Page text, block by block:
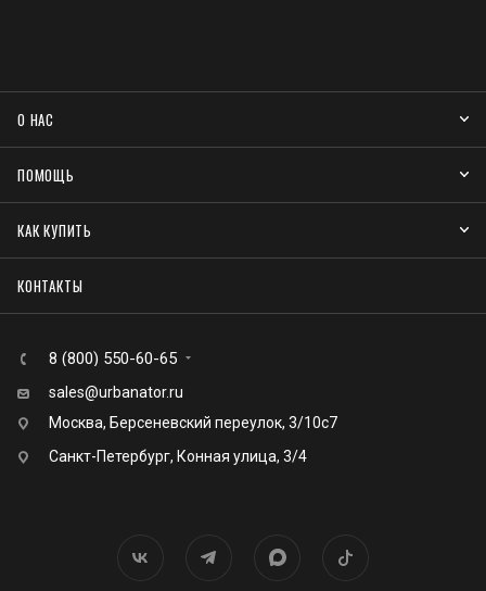
О НАС
ПОМОЩЬ
КАК КУПИТЬ
КОНТАКТЫ
8 (800) 550-60-65
sales@urbanator.ru
Москва, Берсеневский переулок, 3/10с7
Санкт-Петербург, Конная улица, 3/4